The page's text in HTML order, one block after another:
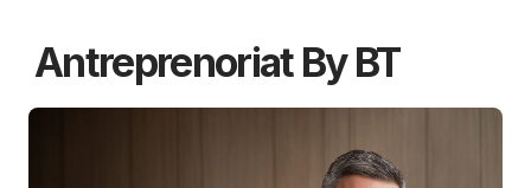
Antreprenoriat By BT